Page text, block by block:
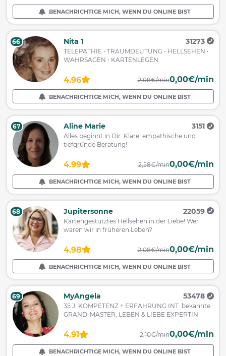
BENACHRICHTIGE MICH, WENN DU ONLINE BIST
66 Nita 1 31273
TELEPATHIE • TRAUMDEUTUNG • HELLSEHEN •
WAHRSAGEN • KARTENLEGEN
4.96 2,08€/min0,00€/min
BENACHRICHTIGE MICH, WENN DU ONLINE BIST
67 Aline Marie 3151
Alles beginnt in Dir Klare, empathische und
tiefgründe Beratung!
4.99 2,58€/min0,00€/min
BENACHRICHTIGE MICH, WENN DU ONLINE BIST
68 Jupitersonne 22059
Kartengestütztes Hellsehen in der Liebe! Wer
waren wir in früheren Leben?
4.98 2,08€/min0,00€/min
BENACHRICHTIGE MICH, WENN DU ONLINE BIST
69 MyAngela 53478
35 J. KOMPETENZ + ERFAHRUNG INT. bekannte
GRAND-MASTER, LEBEN & LIEBE EXPERTIN
4.91 2,10€/min0,00€/min
BENACHRICHTIGE MICH, WENN DU ONLINE BIST